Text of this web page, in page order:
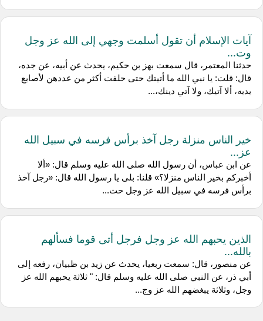
آيات الإسلام أن تقول أسلمت وجهي إلى الله عز وجل
وت...
حدثنا المعتمر، قال سمعت بهز بن حكيم، يحدث عن أبيه، عن جده،
قال: قلت: يا نبي الله ما أتيتك حتى حلفت أكثر من عددهن لأصابع
يديه، ألا آتيك، ولا آتي دينك،...
خير الناس منزلة رجل آخذ برأس فرسه في سبيل الله
عز...
عن ابن عباس، أن رسول الله صلى الله عليه وسلم قال: «ألا
أخبركم بخير الناس منزلا؟» قلنا: بلى يا رسول الله قال: «رجل آخذ
برأس فرسه في سبيل الله عز وجل حت...
الذين يحبهم الله عز وجل فرجل أتى قوما فسألهم
بالله...
عن منصور، قال: سمعت ربعيا، يحدث عن زيد بن ظبيان، رفعه إلى
أبي ذر، عن النبي صلى الله عليه وسلم قال: " ثلاثة يحبهم الله عز
وجل، وثلاثة يبغضهم الله عز وج...